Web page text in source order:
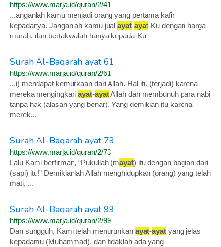
https://www.marja.id/quran/2/41
...anganlah kamu menjadi orang yang pertama kafir
kepadanya. Janganlah kamu jual ayat-ayat-Ku dengan harga
murah, dan bertakwalah hanya kepada-Ku.
Surah Al-Baqarah ayat 61
https://www.marja.id/quran/2/61
...i) mendapat kemurkaan dari Allah. Hal itu (terjadi) karena
mereka mengingkari ayat-ayatAllah dan membunuh para nabi
tanpa hak (alasan yang benar). Yang demikian itu karena
merek...
Surah Al-Baqarah ayat 73
https://www.marja.id/quran/2/73
Lalu Kami berfirman, “Pukullah (mayat) itu dengan bagian dari
(sapi) itu!” Demikianlah Allah menghidupkan (orang) yang telah
mati, ...
Surah Al-Baqarah ayat 99
https://www.marja.id/quran/2/99
Dan sungguh, Kami telah menurunkan ayat-ayat yang jelas
kepadamu (Muhammad), dan tidaklah ada yang